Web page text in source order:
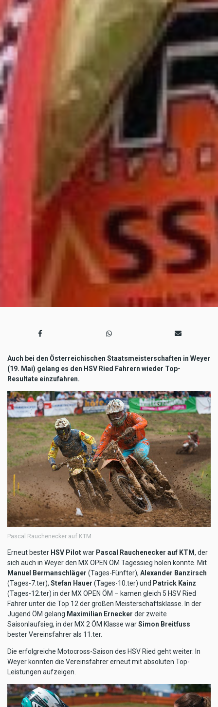
Auch bei den Österreichischen Staatsmeisterschaften in Weyer
(19. Mai) gelang es den HSV Ried Fahrern wieder Top-
Resultate einzufahren.
Pascal Rauchenecker auf KTM
Erneut bester HSV Pilotwar Pascal Rauchenecker auf KTM, der
sich auch in Weyer den MX OPEN ÖM Tagessieg holen konnte. Mit
Manuel Bermanschläger (Tages-Fünfter), Alexander Banzirsch
(Tages-7.ter), Stefan Hauer (Tages-10.ter) und Patrick Kainz
(Tages-12.ter) in der MX OPEN ÖM – kamen gleich 5 HSV Ried
Fahrer unter die Top 12 der großen Meisterschaftsklasse. In der
Jugend ÖM gelang Maximilian Ernecker der zweite
Saisonlaufsieg, in der MX 2 ÖM Klasse warSimon Breitfuss
bester Vereinsfahrer als 11.ter.
Die erfolgreiche Motocross-Saison des HSV Ried geht weiter: In
Weyer konnten die Vereinsfahrer erneut mit absoluten Top-
Leistungen aufzeigen.